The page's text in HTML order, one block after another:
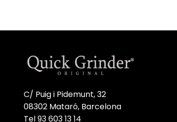
C/ Puig i Pidemunt, 32
08302 Mataró, Barcelona
Tel 93 603 13 14